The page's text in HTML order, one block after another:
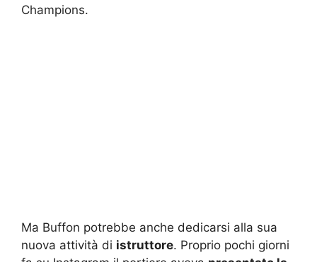
Champions.
Ma Buffon potrebbe anche dedicarsi alla sua
nuova attività di istruttore. Proprio pochi giorni